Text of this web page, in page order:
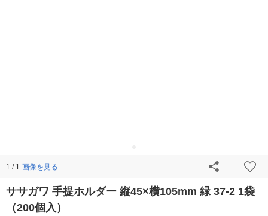
1 / 1 画像を見る
ササガワ 手提ホルダー 縦45×横105mm 緑 37-2 1袋
（200個入）